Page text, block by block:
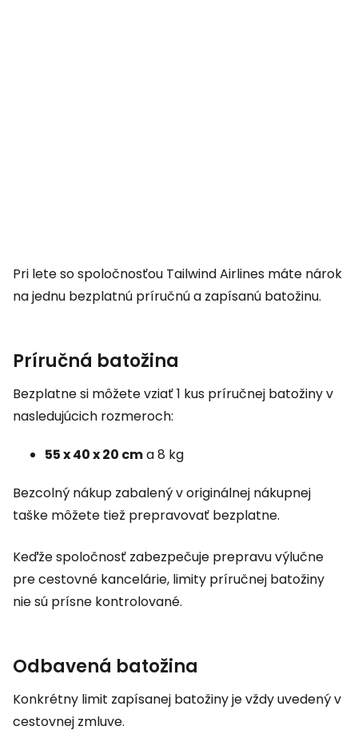
Pri lete so spoločnosťou Tailwind Airlines máte nárok
na jednu bezplatnú príručnú a zapísanú batožinu.
Príručná batožina
Bezplatne si môžete vziať 1 kus príručnej batožiny v
nasledujúcich rozmeroch:
55 x 40 x 20 cma 8 kg
Bezcolný nákup zabalený v originálnej nákupnej
taške môžete tiež prepravovať bezplatne.
Keďže spoločnosť zabezpečuje prepravu výlučne
pre cestovné kancelárie, limity príručnej batožiny
nie sú prísne kontrolované.
Odbavená batožina
Konkrétny limit zapísanej batožiny je vždy uvedený v
cestovnej zmluve.